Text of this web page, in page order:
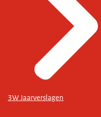
3W Jaarverslagen